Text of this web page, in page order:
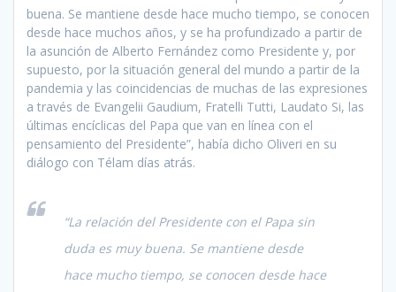
buena. Se mantiene desde hace mucho tiempo, se conocen
desde hace muchos años, y se ha profundizado a partir de
la asunción de Alberto Fernández como Presidente y, por
supuesto, por la situación general del mundo a partir de la
pandemia y las coincidencias de muchas de las expresiones
a través de Evangelii Gaudium, Fratelli Tutti, Laudato Si, las
últimas encíclicas del Papa que van en línea con el
pensamiento del Presidente”, había dicho Oliveri en su
diálogo con Télam días atrás.
“La relación del Presidente con el Papa sin
duda es muy buena. Se mantiene desde
hace mucho tiempo, se conocen desde hace